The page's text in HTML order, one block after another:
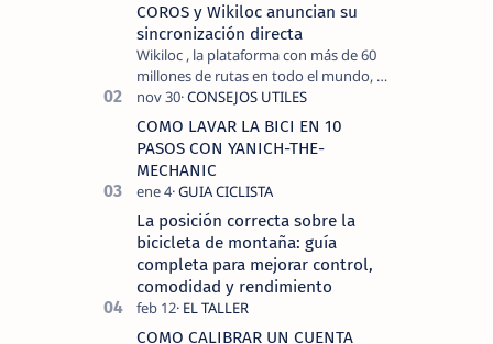
COROS y Wikiloc anuncian su
sincronización directa
Wikiloc , la plataforma con más de 60
millones de rutas en todo el mundo, y
COROS , marca de dispositivos GPS
reconocida mundialmente por su
tecnolo…
COMO LAVAR LA BICI EN 10
PASOS CON YANICH-THE-
MECHANIC
La posición correcta sobre la
bicicleta de montaña: guía
completa para mejorar control,
comodidad y rendimiento
COMO CALIBRAR UN CUENTA